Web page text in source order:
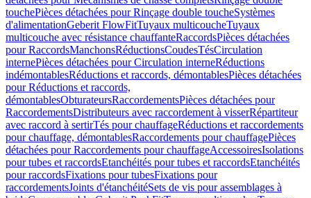
touchePièces détachées pour Rinçage double toucheSystèmes
d'alimentationGeberit FlowFitTuyaux multicoucheTuyaux
multicouche avec résistance chauffanteRaccordsPièces détachées
pour RaccordsManchonsRéductionsCoudesTésCirculation
internePièces détachées pour Circulation interneRéductions
indémontablesRéductions et raccords, démontablesPièces détachées
pour Réductions et raccords,
démontablesObturateursRaccordementsPièces détachées pour
RaccordementsDistributeurs avec raccordement à visserRépartiteur
avec raccord à sertirTés pour chauffageRéductions et raccordements
pour chauffage, démontablesRaccordements pour chauffagePièces
détachées pour Raccordements pour chauffageAccessoiresIsolations
pour tubes et raccordsEtanchéités pour tubes et raccordsEtanchéités
pour raccordsFixations pour tubesFixations pour
raccordementsJoints d'étanchéitéSets de vis pour assemblages à